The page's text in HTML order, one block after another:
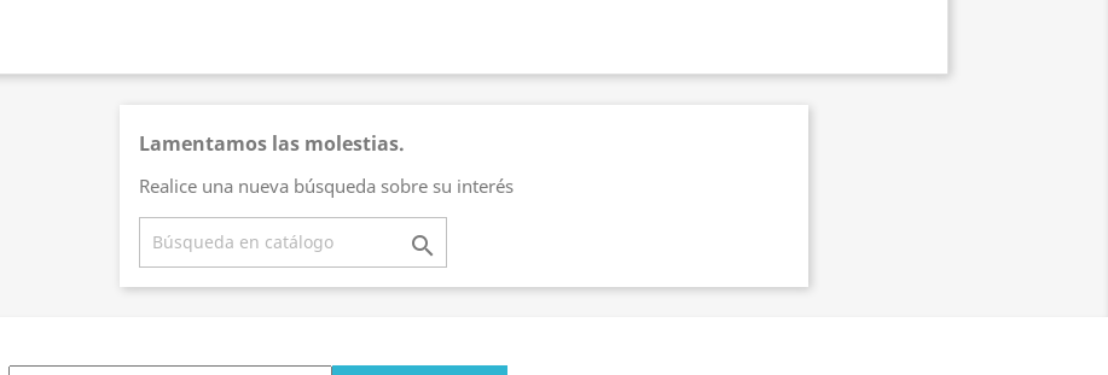
Lamentamos las molestias.
Realice una nueva búsqueda sobre su interés
